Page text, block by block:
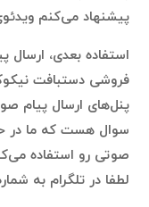
پیشنهاد می‌کنم
استفاده بعدی،
فروشی دستبافت
پنل‌های ارسال پیام
سوال هست که ما در
صوتی رو استفاده
لطفا در تلگرام به شماره ۰۹۱۲۱۴۰۰۲۳۷ پیام ارسال